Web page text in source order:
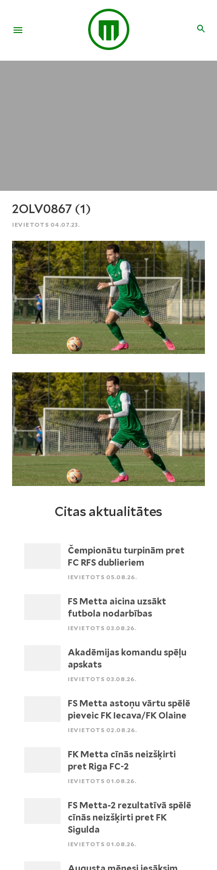
2OLV0867 (1)
IEVIETOTS 04.07.23.
Citas aktualitātes
Čempionātu turpinām pret
FC RFS dublieriem
IEVIETOTS 05.08.26.
FS Metta aicina uzsākt
futbola nodarbības
IEVIETOTS 03.08.26.
Akadēmijas komandu spēļu
apskats
IEVIETOTS 03.08.26.
FS Metta astoņu vārtu spēlē
pieveic FK Iecava/FK Olaine
IEVIETOTS 02.08.26.
FK Metta cīnās neizšķirti
pret Riga FC-2
IEVIETOTS 01.08.26.
FS Metta-2 rezultatīvā spēlē
cīnās neizšķirti pret FK
Sigulda
IEVIETOTS 01.08.26.